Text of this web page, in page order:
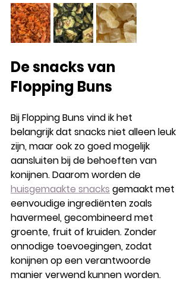
De snacks van
Flopping Buns
Bij Flopping Buns vind ik het
belangrijk dat snacks niet alleen leuk
zijn, maar ook zo goed mogelijk
aansluiten bij de behoeften van
konijnen. Daarom worden de
huisgemaakte snacks gemaakt met
eenvoudige ingrediënten zoals
havermeel, gecombineerd met
groente, fruit of kruiden. Zonder
onnodige toevoegingen, zodat
konijnen op een verantwoorde
manier verwend kunnen worden.